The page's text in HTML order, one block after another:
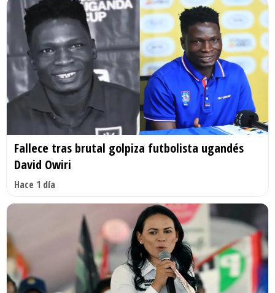
Fallece tras brutal golpiza futbolista ugandés
David Owiri
Hace 1 día